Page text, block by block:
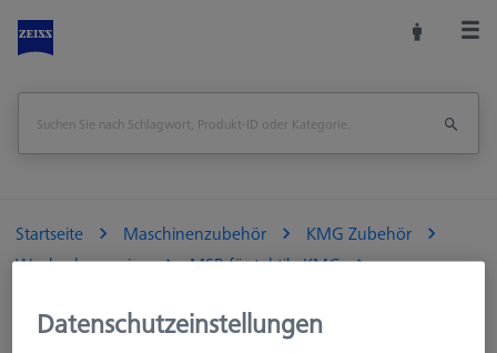
Startseite Maschinenzubehör
KMG Zubehör
Wechselmagazine
MSR für taktile KMG
Datenschutzeinstellungen